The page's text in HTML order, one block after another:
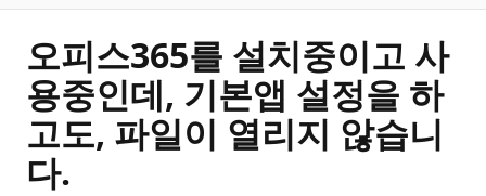
오피스365를 설치중이고 사
용중인데, 기본앱 설정을 하
고도, 파일이 열리지 않습니
다.